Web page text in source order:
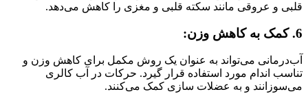
قلبی و عروقی مانند سکته قلبی و مغزی را کاهش می‌دهد.
6. کمک به کاهش وزن:
آب‌درمانی می‌تواند به عنوان یک روش مکمل برای کاهش وزن و
تناسب اندام مورد استفاده قرار گیرد. حرکات در آب کالری
می‌سوزانند و به عضلات سازی کمک می‌کنند.